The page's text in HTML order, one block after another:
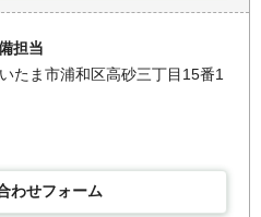
担当
たま市浦和区高砂三丁目15番1
わせフォーム